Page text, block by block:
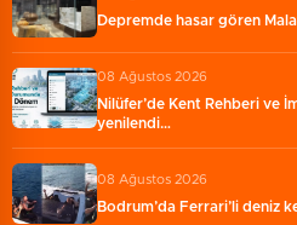
Depremde hasar gören
08 Ağustos 2026
Nilüfer’de Kent Rehberi ve
yenilendi…
08 Ağustos 2026
Bodrum’da Ferrari’li deniz